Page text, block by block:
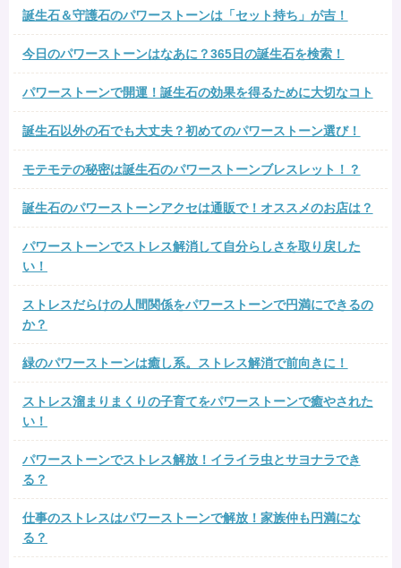
誕生石＆守護石のパワーストーンは「セット持ち」が吉！
今日のパワーストーンはなあに？365日の誕生石を検索！
パワーストーンで開運！誕生石の効果を得るために大切なコト
誕生石以外の石でも大丈夫？初めてのパワーストーン選び！
モテモテの秘密は誕生石のパワーストーンブレスレット！？
誕生石のパワーストーンアクセは通販で！オススメのお店は？
パワーストーンでストレス解消して自分らしさを取り戻した
い！
ストレスだらけの人間関係をパワーストーンで円満にできるの
か？
緑のパワーストーンは癒し系。ストレス解消で前向きに！
ストレス溜まりまくりの子育てをパワーストーンで癒やされた
い！
パワーストーンでストレス解放！イライラ虫とサヨナラでき
る？
仕事のストレスはパワーストーンで解放！家族仲も円満にな
る？